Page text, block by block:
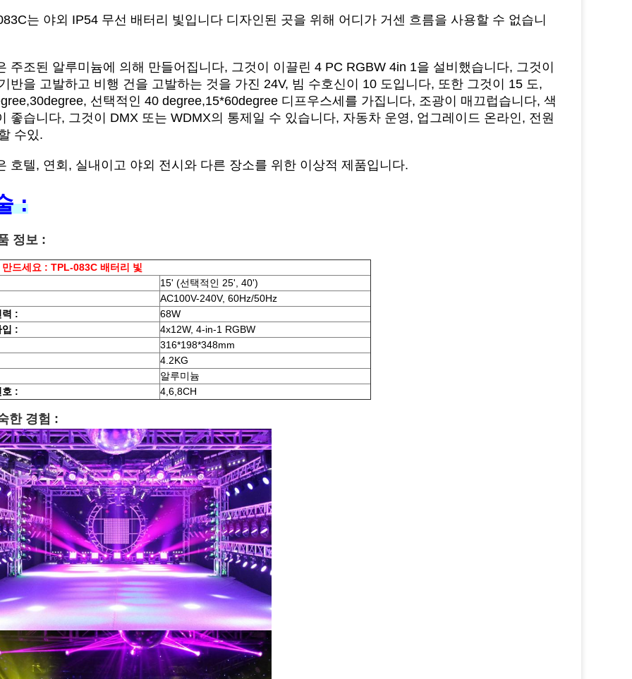
는 야외 IP54 무선 배터리 빛입니다 디자인된 곳을 위해 어디가 거센 흐름을 사용할 수 없습니
주조된 알루미늄에 의해 만들어집니다, 그것이 이끌린 4 PC RGBW 4in 1을 설비했습니다, 그것이
반을 고발하고 비행 건을 고발하는 것을 가진 24V, 빔 수호신이 10 도입니다, 또한 그것이 15 도,
선택적인 40 degree,15*60degree 디프우스세를 가집니다, 조광이 매끄럽습니다, 색
좋습니다, 그것이 DMX 또는 WDMX의 통제일 수 있습니다, 자동차 운영, 업그레이드 온라인, 전원
수있.
호텔, 연회, 실내이고 야외 전시와 다른 장소를 위한 이상적 제품입니다.
:
정보 :
만드세요 : TPL-083C 배터리 빛
15' (선택적인 25', 40')
AC100V-240V, 60Hz/50Hz
력 :
68W
입 :
4x12W, 4-in-1 RGBW
316*198*348mm
4.2KG
알루미늄
호 :
4,6,8CH
한 경험 :